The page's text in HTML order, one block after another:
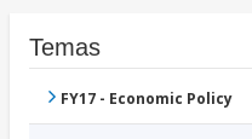
Temas
FY17 - Economic Policy